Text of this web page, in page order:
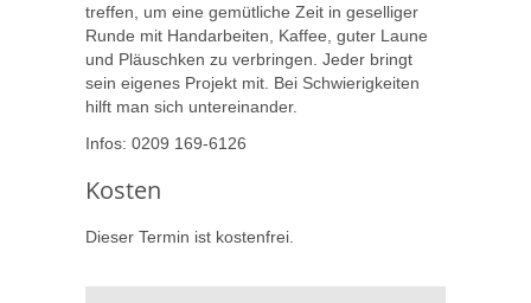
treffen, um eine gemütliche Zeit in geselliger
Runde mit Handarbeiten, Kaffee, guter Laune
und Pläuschken zu verbringen. Jeder bringt
sein eigenes Projekt mit. Bei Schwierigkeiten
hilft man sich untereinander.
Infos: 0209 169-6126
Kosten
Dieser Termin ist kostenfrei.